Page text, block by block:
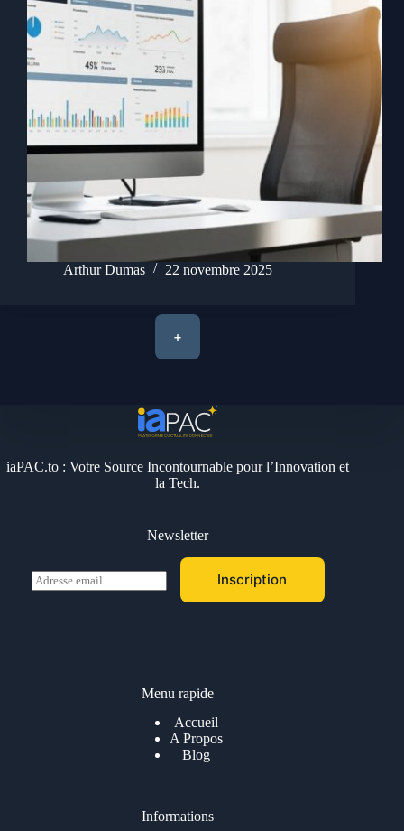
Arthur Dumas 22 novembre 2025
+
iaPAC.to : Votre Source Incontournable pour l’Innovation et
la Tech.
Newsletter
E
m
Inscription
Menu rapide
Accueil
A Propos
Blog
Informations